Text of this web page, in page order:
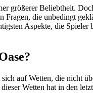
größerer Beliebtheit.
die unbedingt
Aspekte, die
auf Wetten, die nicht
Wetten hat in den